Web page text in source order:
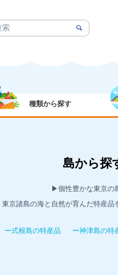
種類から探す
島から探
▶︎個性豊かな東京の
東京諸島の海と自然が育んだ特産品
ー式根島の特産品 ー神津島の特